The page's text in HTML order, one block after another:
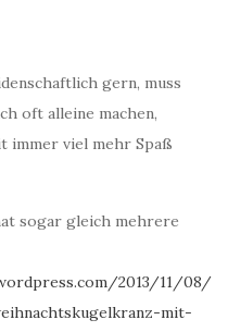
gern, muss
oft alleine machen,
immer viel mehr Spaß
sogar gleich mehrere
2013/11/08/
mit-